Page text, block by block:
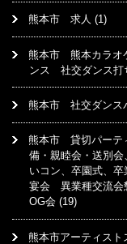
熊本市 求人 (1)
熊本市 熊本カラ
ンス 社交ダンス
熊本市 社交ダンス
熊本市 貸切パー
備・親睦会・送別
いコン、卒園式、
宴会 異業種交流
OG会 (19)
熊本市アーティス